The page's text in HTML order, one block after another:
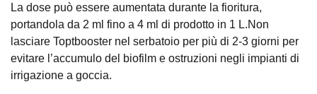
La dose può essere aumentata durante la fioritura,
portandola da 2 ml fino a 4 ml di prodotto in 1 L.Non
lasciare Toptbooster nel serbatoio per più di 2-3 giorni per
evitare l’accumulo del biofilm e ostruzioni negli impianti di
irrigazione a goccia.